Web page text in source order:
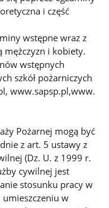
i część
wstępne wraz z
i kobiety.
wstępnych
szkół pożarniczych
www.sapsp.pl,www.
Pożarnej mogą być
z art. 5 ustawy z
(Dz. U. z 1999 r.
cywilnej jest
stosunku pracy w
w